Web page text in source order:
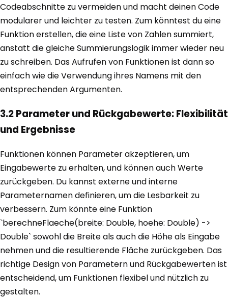
Codeabschnitte zu vermeiden und macht deinen Code
modularer und leichter zu testen. Zum könntest du eine
Funktion erstellen, die eine Liste von Zahlen summiert,
anstatt die gleiche Summierungslogik immer wieder neu
zu schreiben. Das Aufrufen von Funktionen ist dann so
einfach wie die Verwendung ihres Namens mit den
entsprechenden Argumenten.
3.2 Parameter und Rückgabewerte: Flexibilität
und Ergebnisse
Funktionen können Parameter akzeptieren, um
Eingabewerte zu erhalten, und können auch Werte
zurückgeben. Du kannst externe und interne
Parameternamen definieren, um die Lesbarkeit zu
verbessern. Zum könnte eine Funktion
`berechneFlaeche(breite: Double, hoehe: Double) ->
Double` sowohl die Breite als auch die Höhe als Eingabe
nehmen und die resultierende Fläche zurückgeben. Das
richtige Design von Parametern und Rückgabewerten ist
entscheidend, um Funktionen flexibel und nützlich zu
gestalten.